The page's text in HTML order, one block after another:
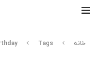
خانه Tags